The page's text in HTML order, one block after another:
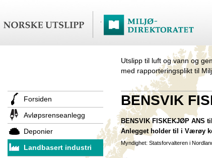
Utslipp til luft og vann og
med rapporteringsplikt til
Forsiden
Avløpsrenseanlegg
Deponier
Landbasert industri
BENSVIK
BENSVIK FISKEKJØP ANS
Anlegget holder til i Værøy
Myndighet: Statsforvalteren i